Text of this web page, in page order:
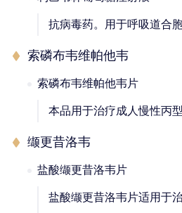
抗病毒药。用于呼吸道合
索磷布韦维帕他韦
索磷布韦维帕他韦片
本品用于治疗成人慢性丙
缬更昔洛韦
盐酸缬更昔洛韦片
盐酸缬更昔洛韦片适用于